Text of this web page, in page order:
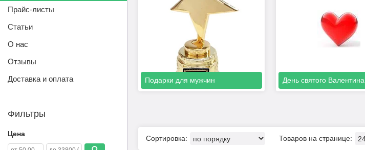
Подарки для мужчин День святого Валентина
Прайс-листы
Статьи
О нас
Отзывы
Доставка и оплата
Фильтры
Цена